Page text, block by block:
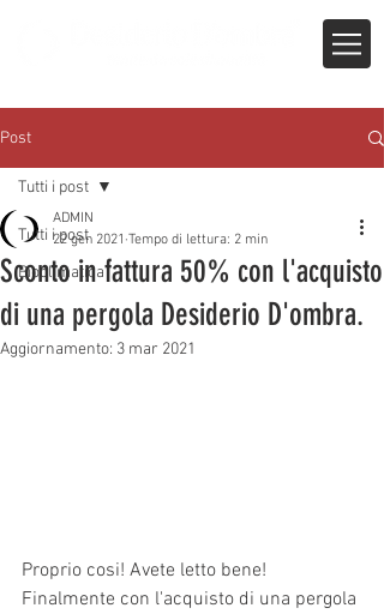
Post
Tutti i post
Bioclimatica
Tutti i post
Sconto in fattura 50% con l'acquisto
di una pergola Desiderio D'ombra.
ADMIN
22 gen 2021 Tempo di lettura: 2 min
Aggiornamento: 3 mar 2021
Proprio cosi! Avete letto bene!
Finalmente con l'acquisto di una pergola